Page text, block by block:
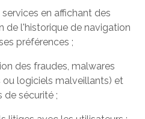
en affichant des
de l'historique de navigation
préférences ;
des fraudes, malwares
logiciels malveillants) et
de sécurité ;